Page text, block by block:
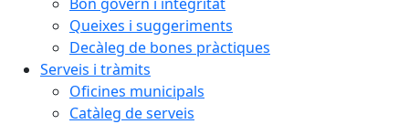
Queixes i suggeriments
Decàleg de bones pràctiques
Serveis i tràmits
Oficines municipals
Catàleg de serveis